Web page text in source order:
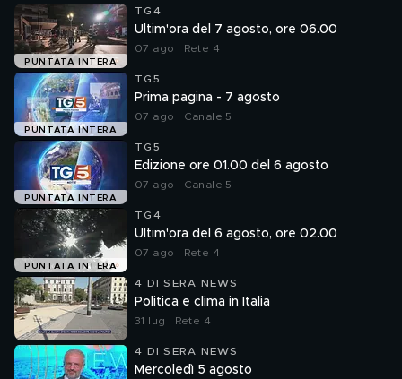
PUNTATA INTERA
TG4
Ultim'ora del 7 agosto, ore 06.00
07 ago | Rete 4
PUNTATA INTERA
TG5
Prima pagina - 7 agosto
07 ago | Canale 5
PUNTATA INTERA
TG5
Edizione ore 01.00 del 6 agosto
07 ago | Canale 5
PUNTATA INTERA
TG4
Ultim'ora del 6 agosto, ore 02.00
07 ago | Rete 4
4 DI SERA NEWS
Politica e clima in Italia
31 lug | Rete 4
4 DI SERA NEWS
Mercoledì 5 agosto